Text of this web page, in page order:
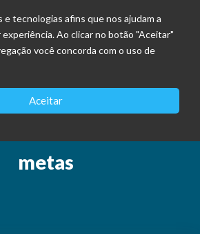
tecnologias afins que nos ajudam a
Ao clicar no botão "Aceitar"
você concorda com o uso de
Aceitar
metas